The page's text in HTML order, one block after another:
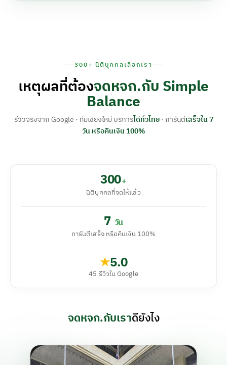
300+ นิติบุคคลเลือกเรา
เหตุผลที่ต้องจดหจก.กับ Simple
Balance
รีวิวจริงจาก Google · ทีมเชียงใหม่ บริการได้ทั่วไทย· การันตีเสร็จใน 7
วัน หรือคืนเงิน 100%
300+
นิติบุคคลที่จดให้แล้ว
7 วัน
การันตีเสร็จ หรือคืนเงิน 100%
★5.0
45 รีวิวใน Google
จดหจก.กับเราดียังไง